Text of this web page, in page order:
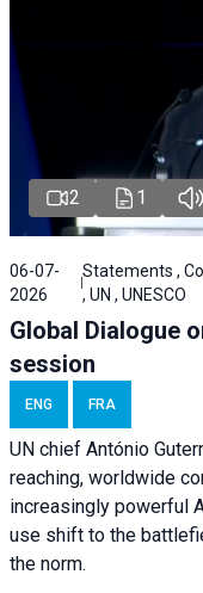
2 1
06-07-
2026
Statements ,
, UN , UNESCO
Global Dialogue
session
ENG FRA
UN chief António
reaching, worldwide
increasingly powerful
use shift to the
the norm.